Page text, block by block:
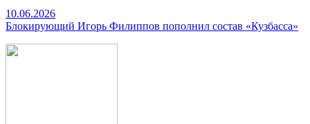
10.06.2026
Блокирующий Игорь Филиппов пополнил состав «Кузбасса»